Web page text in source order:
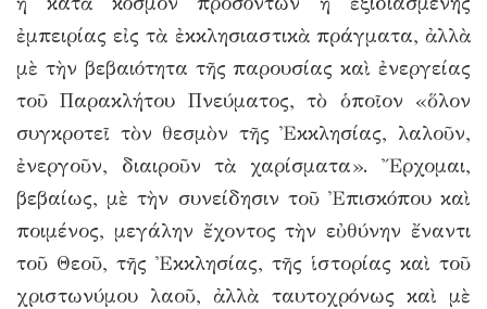
ἐμπειρίας εἰς τὰ ἐκκλησιαστικὰ πράγματα, ἀλλὰ
μὲ τὴν βεβαιότητα τῆς παρουσίας καὶ ἐνεργείας
τοῦ Παρακλήτου Πνεύματος, τὸ ὁποῖον «ὅλον
συγκροτεῖ τὸν θεσμὸν τῆς Ἐκκλησίας, λαλοῦν,
ἐνεργοῦν, διαιροῦν τὰ χαρίσματα». Ἔρχομαι,
βεβαίως, μὲ τὴν συνείδησιν τοῦ Ἐπισκόπου καὶ
ποιμένος, μεγάλην ἔχοντος τὴν εὐθύνην ἔναντι
τοῦ Θεοῦ, τῆς Ἐκκλησίας, τῆς ἱστορίας καὶ τοῦ
χριστωνύμου λαοῦ, ἀλλὰ ταυτοχρόνως καὶ μὲ